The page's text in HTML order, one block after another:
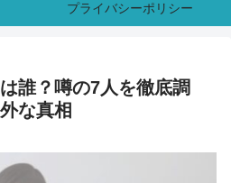
プライバシーポリシー
誰？噂の7人を徹底調
な真相